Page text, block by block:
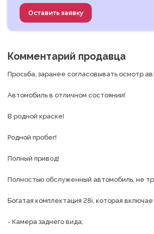
Оставить заявку
Комментарий продавца
Просьба, заранее согласовывать осмотр
Автомобиль в отличном состоянии!
В родной краске!
Родной пробег!
Полный привод!
Полностью обслуженный автомобиль, не
Богатая комплектация 28i, которая
- Камера заднего вида;